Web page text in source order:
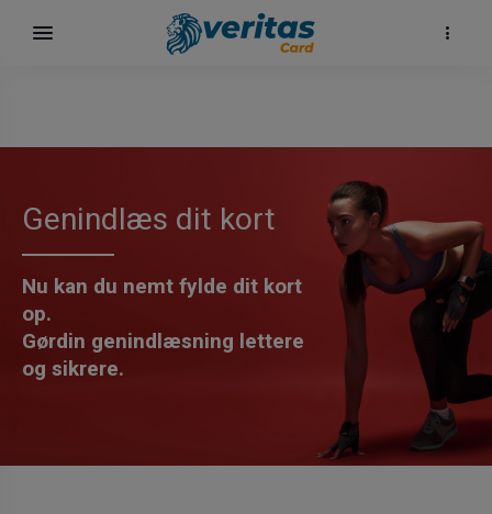
Genindlæs dit kort
Nu kan du nemt fylde dit kort
op.
Gørdin genindlæsning lettere
og sikrere.